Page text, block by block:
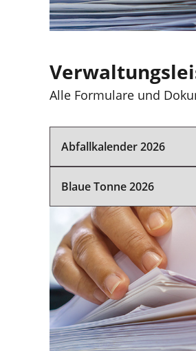
Alle Formulare und
Abfallkalender 2026
Blaue Tonne 2026